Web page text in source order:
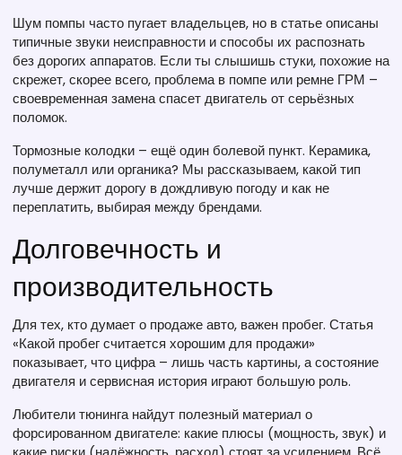
Шум помпы часто пугает владельцев, но в статье описаны
типичные звуки неисправности и способы их распознать
без дорогих аппаратов. Если ты слышишь стуки, похожие на
скрежет, скорее всего, проблема в помпе или ремне ГРМ –
своевременная замена спасет двигатель от серьёзных
поломок.
Тормозные колодки – ещё один болевой пункт. Керамика,
полуметалл или органика? Мы рассказываем, какой тип
лучше держит дорогу в дождливую погоду и как не
переплатить, выбирая между брендами.
Долговечность и
производительность
Для тех, кто думает о продаже авто, важен пробег. Статья
«Какой пробег считается хорошим для продажи»
показывает, что цифра – лишь часть картины, а состояние
двигателя и сервисная история играют большую роль.
Любители тюнинга найдут полезный материал о
форсированном двигателе: какие плюсы (мощность, звук) и